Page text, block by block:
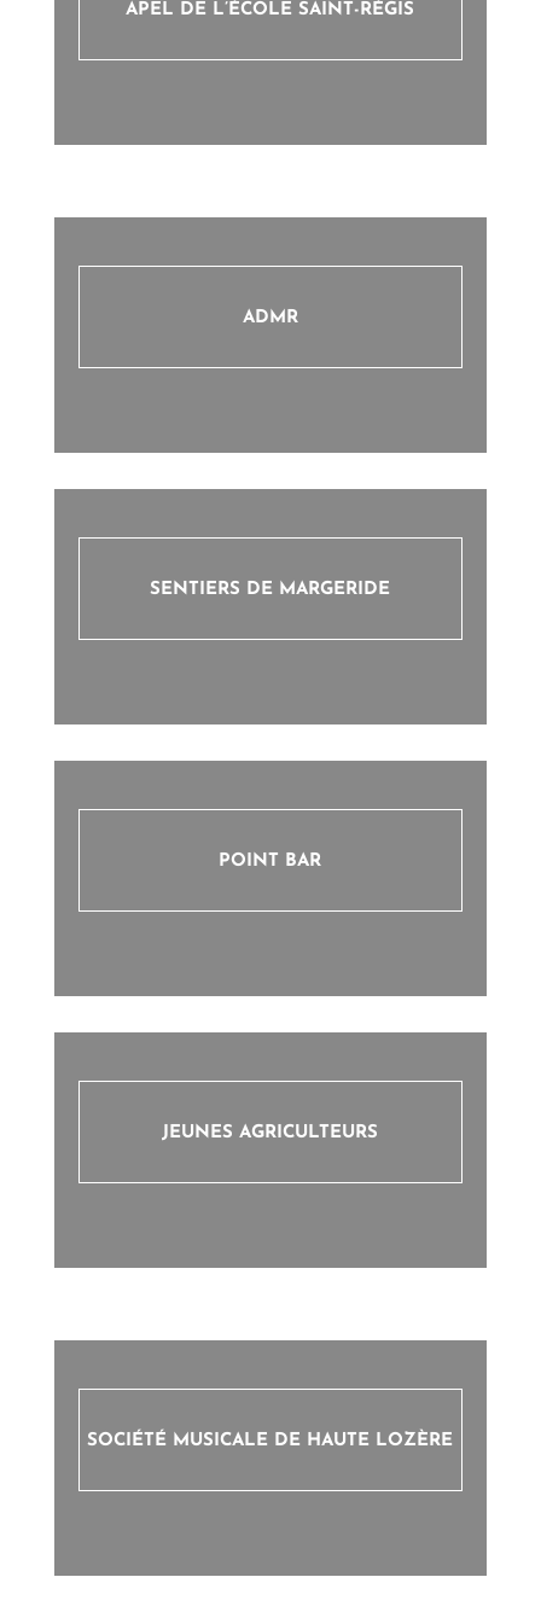
APEL DE L’ÉCOLE SAINT-RÉGIS
ADMR
SENTIERS DE MARGERIDE
POINT BAR
JEUNES AGRICULTEURS
SOCIÉTÉ MUSICALE DE HAUTE LOZÈRE